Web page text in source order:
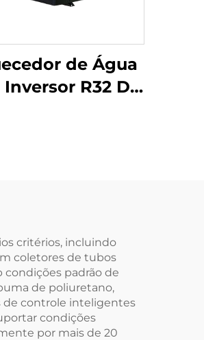
de Água
R32 DC
critérios, incluindo
coletores de tubos
condições padrão de
de poliuretano,
de controle inteligentes
condições
por mais de 20